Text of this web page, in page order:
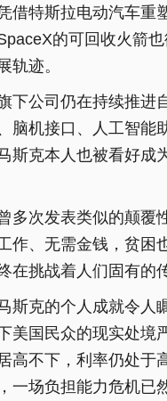
借特斯拉电动汽车重
的可回收火箭
轨迹。
下公司仍在持续推进
脑机接口、人工智能
斯克本人也被看好成
多次发表类似的颠覆
作、无需金钱，贫困
在挑战着人们固有的
斯克的个人成就令人
美国民众的现实处境
高不下，利率仍处于
一场负担能力危机已